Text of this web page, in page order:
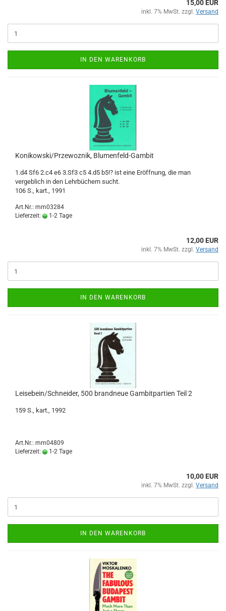
15,00 EUR
inkl. 7% MwSt. zzgl. Versand
IN DEN WARENKORB
Konikowski/Przewoznik, Blumenfeld-Gambit
1.d4 Sf6 2.c4 e6 3.Sf3 c5 4.d5 b5!? ist eine Eröffnung, die man
vergeblich in den Lehrbüchern sucht.
106 S., kart., 1991
Art.Nr.: mm03284
Lieferzeit:
1-2 Tage
12,00 EUR
inkl. 7% MwSt. zzgl. Versand
IN DEN WARENKORB
Leisebein/Schneider, 500 brandneue Gambitpartien Teil 2
159 S., kart., 1992
Art.Nr.: mm04809
Lieferzeit:
1-2 Tage
10,00 EUR
inkl. 7% MwSt. zzgl. Versand
IN DEN WARENKORB